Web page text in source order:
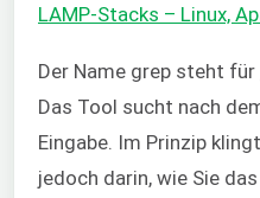
LAMP-Stacks – Linux,
Der Name grep steht
Das Tool sucht nach
Eingabe. Im Prinzip
jedoch darin, wie Sie